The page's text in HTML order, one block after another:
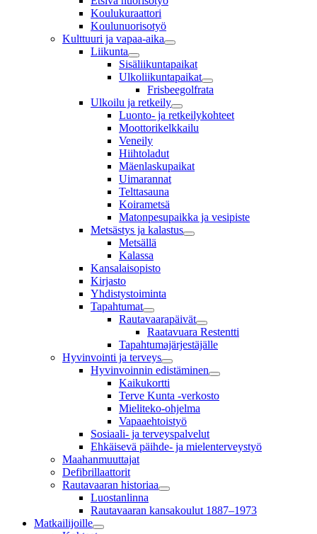
Koulukuraattori
Koulunuorisotyö
Kulttuuri ja vapaa-aika
Liikunta
Sisäliikuntapaikat
Ulkoliikuntapaikat
Frisbeegolfrata
Ulkoilu ja retkeily
Luonto- ja retkeilykohteet
Moottorikelkkailu
Veneily
Hiihtoladut
Mäenlaskupaikat
Uimarannat
Telttasauna
Koirametsä
Matonpesupaikka ja vesipiste
Metsästys ja kalastus
Metsällä
Kalassa
Kansalaisopisto
Kirjasto
Yhdistystoiminta
Tapahtumat
Rautavaarapäivät
Raatavuara Restentti
Tapahtumajärjestäjälle
Hyvinvointi ja terveys
Hyvinvoinnin edistäminen
Kaikukortti
Terve Kunta -verkosto
Mieliteko-ohjelma
Vapaaehtoistyö
Sosiaali- ja terveyspalvelut
Ehkäisevä päihde- ja mielenterveystyö
Maahanmuuttajat
Defibrillaattorit
Rautavaaran historiaa
Luostanlinna
Rautavaaran kansakoulut 1887–1973
Matkailijoille